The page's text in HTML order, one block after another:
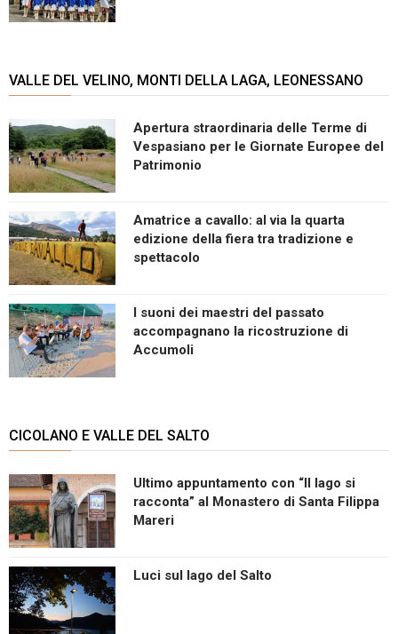
VALLE DEL VELINO, MONTI DELLA LAGA, LEONESSANO
Apertura straordinaria delle Terme di
Vespasiano per le Giornate Europee del
Patrimonio
Amatrice a cavallo: al via la quarta
edizione della fiera tra tradizione e
spettacolo
I suoni dei maestri del passato
accompagnano la ricostruzione di
Accumoli
CICOLANO E VALLE DEL SALTO
Ultimo appuntamento con “Il lago si
racconta” al Monastero di Santa Filippa
Mareri
Luci sul lago del Salto